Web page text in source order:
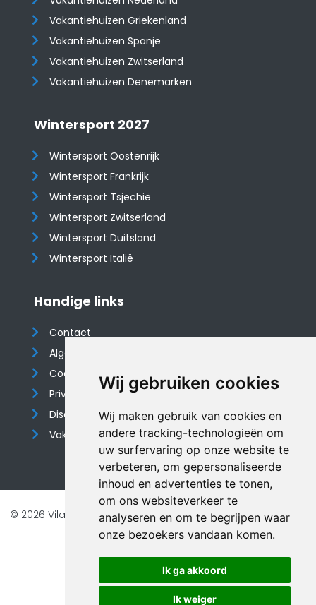
Wij gebruiken cookies
Wij maken gebruik van cookies en
andere tracking-technologieën om
uw surfervaring op onze website te
verbeteren, om gepersonaliseerde
inhoud en advertenties te tonen,
om ons websiteverkeer te
analyseren en om te begrijpen waar
onze bezoekers vandaan komen.
Ik ga akkoord
Ik weiger
Vakantiehuizen Griekenland
Vakantiehuizen Spanje
​​​​​​​Vakantiehuizen Zwitserland
Vakantiehuizen Denemarken
Wintersport 2027
Wintersport Oostenrijk
Wintersport Frankrijk
Wintersport Tsjechië
Wintersport Zwitserland
Wintersport Duitsland
Wintersport Italië
Handige links
Contact
Algemene voorwaarden
Cookieverklaring
Privacyverklaring
Disclaimer
Vakantiehuis website
© 2026 Vilando Vakantiehuizen |Website door FalcoTravel
Veilig online betalen met